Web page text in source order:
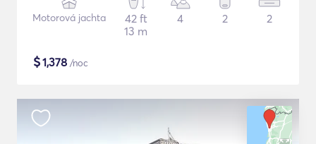
Motorová jachta
42 ft
13 m
4 2 2
$1,378 /noc